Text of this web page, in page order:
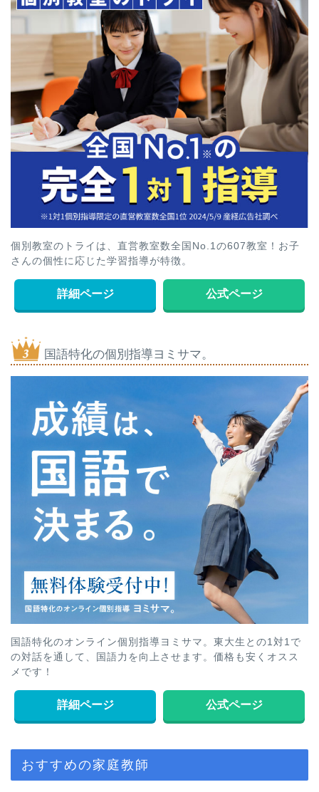
個別教室のトライは、直営教室数全国No.1の607教室！お子
さんの個性に応じた学習指導が特徴。
詳細ページ 公式ページ
国語特化の個別指導ヨミサマ。
国語特化のオンライン個別指導ヨミサマ。東大生との1対1で
の対話を通して、国語力を向上させます。価格も安くオスス
メです！
詳細ページ 公式ページ
おすすめの家庭教師